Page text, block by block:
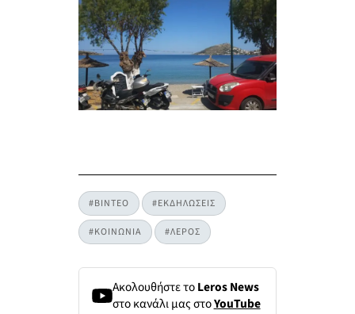
#ΒΙΝΤΕΟ #ΕΚΔΗΛΩΣΕΙΣ
#ΚΟΙΝΩΝΙΑ #ΛΕΡΟΣ
Ακολουθήστε τοLeros News
στο κανάλι μας στοYouTube